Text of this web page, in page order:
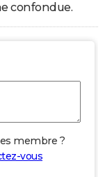
confondue.
membre ?
vous